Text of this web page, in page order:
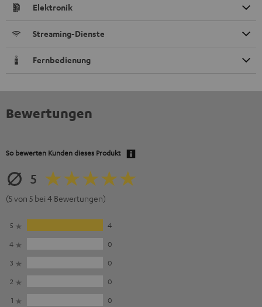
Elektronik
Streaming-Dienste
Fernbedienung
Bewertungen
So bewerten Kunden dieses Produkt
5
(5 von 5 bei 4 Bewertungen)
5
4
4
0
3
0
2
0
1
0